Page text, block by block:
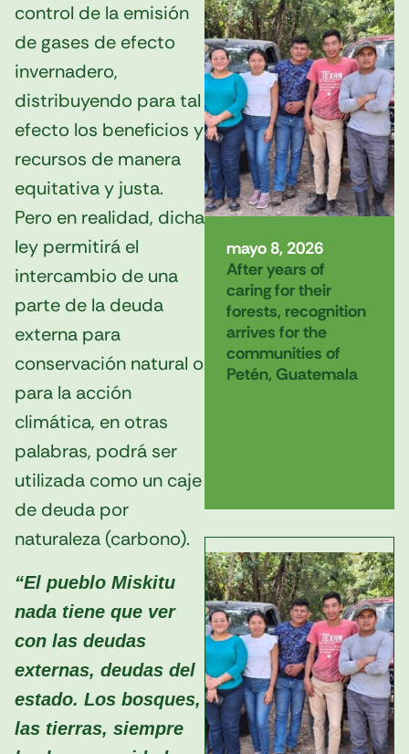
control de la emisión
de gases de efecto
invernadero,
distribuyendo para tal
efecto los beneficios y
recursos de manera
equitativa y justa.
Pero en realidad, dicha
ley permitirá el
intercambio de una
parte de la deuda
externa para
conservación natural o
para la acción
climática, en otras
palabras, podrá ser
utilizada como un caje
de deuda por
naturaleza (carbono).
“El pueblo Miskitu
nada tiene que ver
con las deudas
externas, deudas del
estado. Los bosques,
las tierras, siempre
mayo 8, 2026
After years of
caring for their
forests, recognition
arrives for the
communities of
Petén, Guatemala